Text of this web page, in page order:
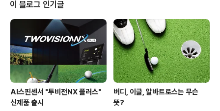
침착하게 어드레스를 정확히 취하는 것이 매우 중요하고,
안쪽 근육을 사용해 거리를 낸다는 것이 필요하답니다. 어
드레스 동작에서 가장 주의깊게 생각해야 할 부분은 골프
는 정지해 있는 볼을 치는 것이기 때문에 가능한 불필요한
힘을 빼고 릴렉스 한 동작을 취해야 해요..
이 블로그 인기글
AI스핀센서 "투비전NX 플러스"
신제품 출시
버디, 이글, 알바트로스는 무슨
뜻?